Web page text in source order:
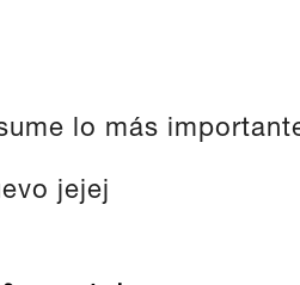
lo más
jejej